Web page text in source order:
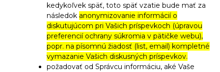
kedykoľvek späť, toto späť vzatie bude mať za
následok anonymizovanie informácií o
diskutujúcom pri Vašich príspevkoch (úpravou
preferencií ochrany súkromia v pätičke webu),
popr. na písomnú žiadosť (list, email) kompletné
vymazanie Vašich diskusných príspevkov.
požadovať od Správcu informáciu, aké Vaše